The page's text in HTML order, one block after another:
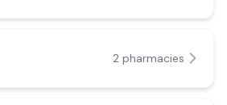
2 pharmacies